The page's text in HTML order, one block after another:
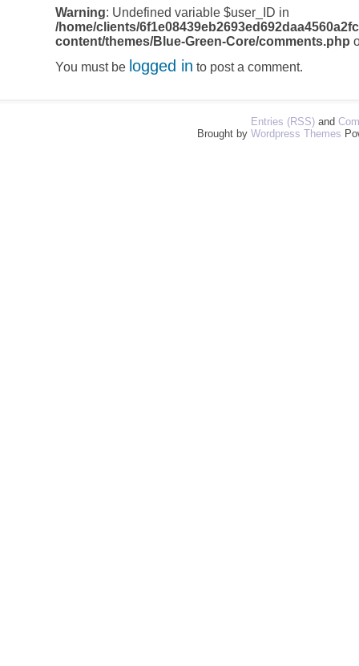
Warning: Undefined variable $user_ID in
/home/clients/
content/themes/Blue-Green-Core/comments.php
You must be logged in to post a comment.
Entries (RSS)and
Brought by Wordpress Themes